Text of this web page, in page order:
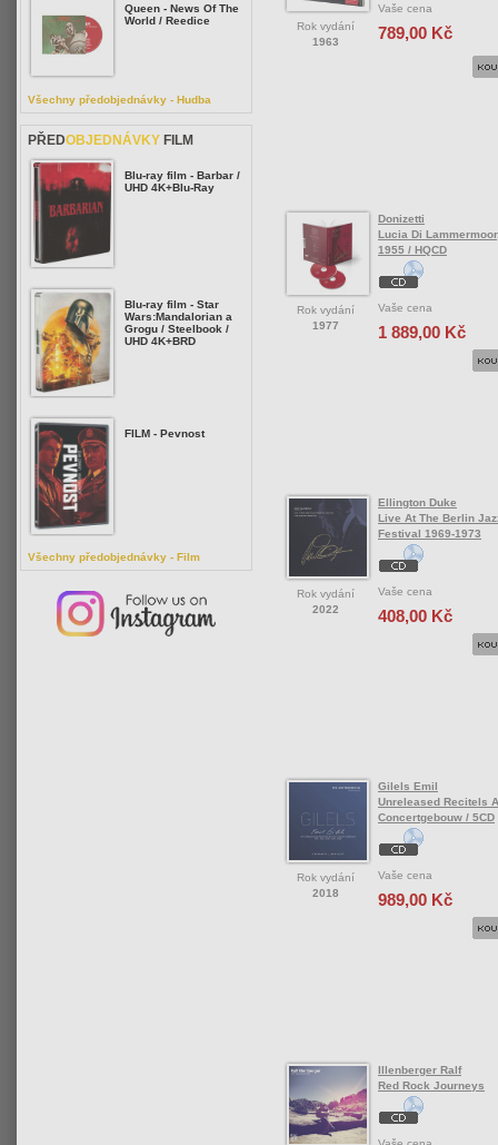
Rok vydání
1963
Vaše cena
789,00 Kč
Rok vydání
1977
Donizetti
Lucia Di
1955 / HQCD
Vaše cena
1 889,00 Kč
Rok vydání
2022
Ellington Duke
Live At The Berlin
Festival 1969-1973
Vaše cena
408,00 Kč
Rok vydání
2018
Gilels Emil
Unreleased Recitels
Concertgebouw / 5CD
Vaše cena
989,00 Kč
Illenberger Ralf
Red Rock Journeys
Queen - News Of The
World / Reedice
Všechny předobjednávky - Hudba
PŘEDOBJEDNÁVKY FILM
Blu-ray film - Barbar /
UHD 4K+Blu-Ray
Blu-ray film - Star
Wars:Mandalorian a
Grogu / Steelbook /
UHD 4K+BRD
FILM - Pevnost
Všechny předobjednávky - Film